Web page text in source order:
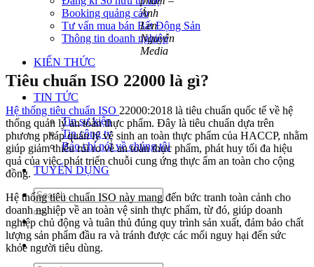
Booking quảng cáo
Tư vấn mua bán Bất Động Sản
Thông tin doanh nghiệp
KIẾN THỨC
TIN TỨC
Tin sự kiện
Tin công ty
Báo chí nói về chúng tôi
TUYỂN DỤNG
Ảnh
Len
Nguyễn
Media
Tiêu chuẩn ISO 22000 là gì?
Hệ thống tiêu chuẩn ISO 22000:2018 là tiêu chuẩn quốc tế về hệ
thống quản lý an toàn thực phẩm. Đây là tiêu chuẩn dựa trên
phương pháp quản lý vệ sinh an toàn thực phẩm của HACCP, nhằm
giúp giảm thiểu rủi ro về an toàn thực phẩm, phát huy tối đa hiệu
quả của việc phát triển chuỗi cung ứng thực ẩm an toàn cho cộng
đồng.
Hệ thống tiêu chuẩn ISO này mang đến bức tranh toàn cảnh cho
doanh nghiệp về an toàn vệ sinh thực phẩm, từ đó, giúp doanh
nghiệp chủ động và tuân thủ đúng quy trình sản xuất, đảm bảo chất
lượng sản phẩm đầu ra và tránh được các mối nguy hại đến sức
khỏe người tiêu dùng.